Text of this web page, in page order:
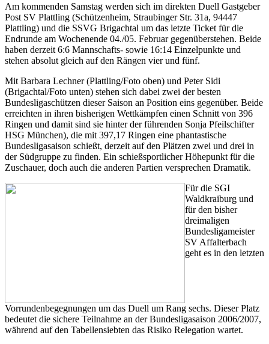
Am kommenden Samstag werden sich im direkten Duell Gastgeber
Post SV Plattling (Schützenheim, Straubinger Str. 31a, 94447
Plattling) und die SSVG Brigachtal um das letzte Ticket für die
Endrunde am Wochenende 04./05. Februar gegenüberstehen. Beide
haben derzeit 6:6 Mannschafts- sowie 16:14 Einzelpunkte und
stehen absolut gleich auf den Rängen vier und fünf.
Mit Barbara Lechner (Plattling/Foto oben) und Peter Sidi
(Brigachtal/Foto unten) stehen sich dabei zwei der besten
Bundesligaschützen dieser Saison an Position eins gegenüber. Beide
erreichten in ihren bisherigen Wettkämpfen einen Schnitt von 396
Ringen und damit sind sie hinter der führenden Sonja Pfeilschifter
HSG München), die mit 397,17 Ringen eine phantastische
Bundesligasaison schießt, derzeit auf den Plätzen zwei und drei in
der Südgruppe zu finden. Ein schießsportlicher Höhepunkt für die
Zuschauer, doch auch die anderen Partien versprechen Dramatik.
Für die SGI
Waldkraiburg und
für den bisher
dreimaligen
Bundesligameister
SV Affalterbach
geht es in den letzten
Vorrundenbegegnungen um das Duell um Rang sechs. Dieser Platz
bedeutet die sichere Teilnahme an der Bundesligasaison 2006/2007,
während auf den Tabellensiebten das Risiko Relegation wartet.